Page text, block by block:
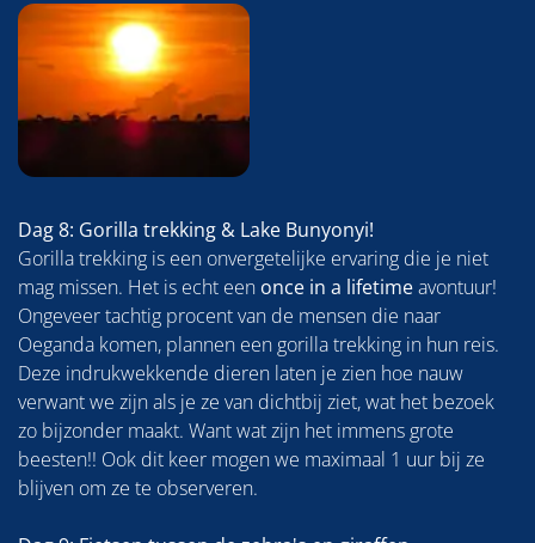
Dag 8: Gorilla trekking & Lake Bunyonyi!
Gorilla trekking is een onvergetelijke ervaring die je niet
mag missen. Het is echt een once in a lifetimeavontuur!
Ongeveer tachtig procent van de mensen die naar
Oeganda komen, plannen een gorilla trekking in hun reis.
Deze indrukwekkende dieren laten je zien hoe nauw
verwant we zijn als je ze van dichtbij ziet, wat het bezoek
zo bijzonder maakt. Want wat zijn het immens grote
beesten!! Ook dit keer mogen we maximaal 1 uur bij ze
blijven om ze te observeren.